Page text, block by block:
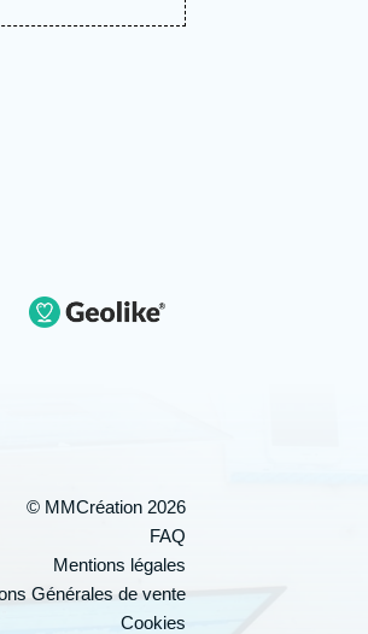
© MMCréation 2026
FAQ
Mentions légales
Générales de vente
Cookies